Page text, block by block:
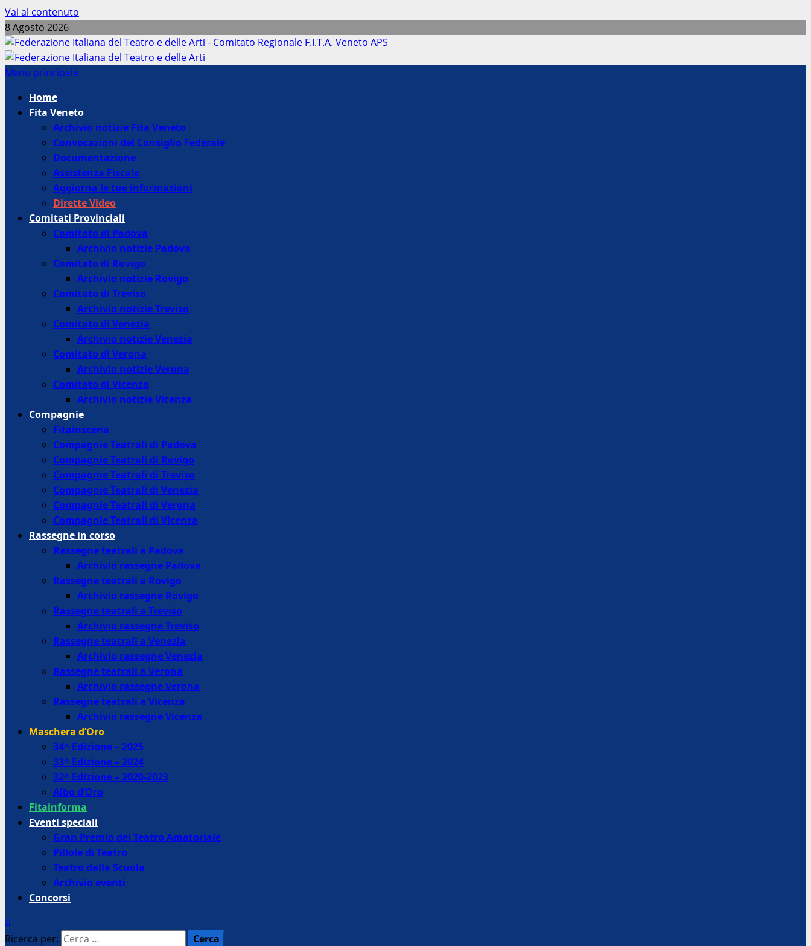
Vai al contenuto
8 Agosto 2026
Menu principale
Home
Fita Veneto
Archivio notizie Fita Veneto
Convocazioni del Consiglio Federale
Documentazione
Assistenza Fiscale
Aggiorna le tue informazioni
Dirette Video
Comitati Provinciali
Comitato di Padova
Archivio notizie Padova
Comitato di Rovigo
Archivio notizie Rovigo
Comitato di Treviso
Archivio notizie Treviso
Comitato di Venezia
Archivio notizie Venezia
Comitato di Verona
Archivio notizie Verona
Comitato di Vicenza
Archivio notizie Vicenza
Compagnie
Fitainscena
Compagnie Teatrali di Padova
Compagnie Teatrali di Rovigo
Compagnie Teatrali di Treviso
Compagnie Teatrali di Venezia
Compagnie Teatrali di Verona
Compagnie Teatrali di Vicenza
Rassegne in corso
Rassegne teatrali a Padova
Archivio rassegne Padova
Rassegne teatrali a Rovigo
Archivio rassegne Rovigo
Rassegne teatrali a Treviso
Archivio rassegne Treviso
Rassegne teatrali a Venezia
Archivio rassegne Venezia
Rassegne teatrali a Verona
Archivio rassegne Verona
Rassegne teatrali a Vicenza
Archivio rassegne Vicenza
Maschera d’Oro
34^ Edizione – 2025
33^ Edizione – 2024
32^ Edizione – 2020-2023
Albo d’Oro
Fitainforma
Eventi speciali
Gran Premio del Teatro Amatoriale
Pillole di Teatro
Teatro dalla Scuola
Archivio eventi
Concorsi
Ricerca per: